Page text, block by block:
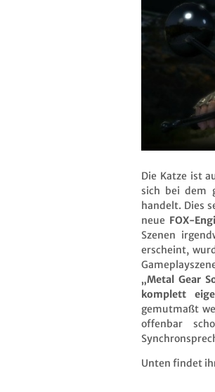
Die Katze ist
sich bei dem
handelt. Dies
neue FOX-
Szenen
erscheint,
„Metal Gear
komplett
gemutmaßt
offenbar
Unten findet